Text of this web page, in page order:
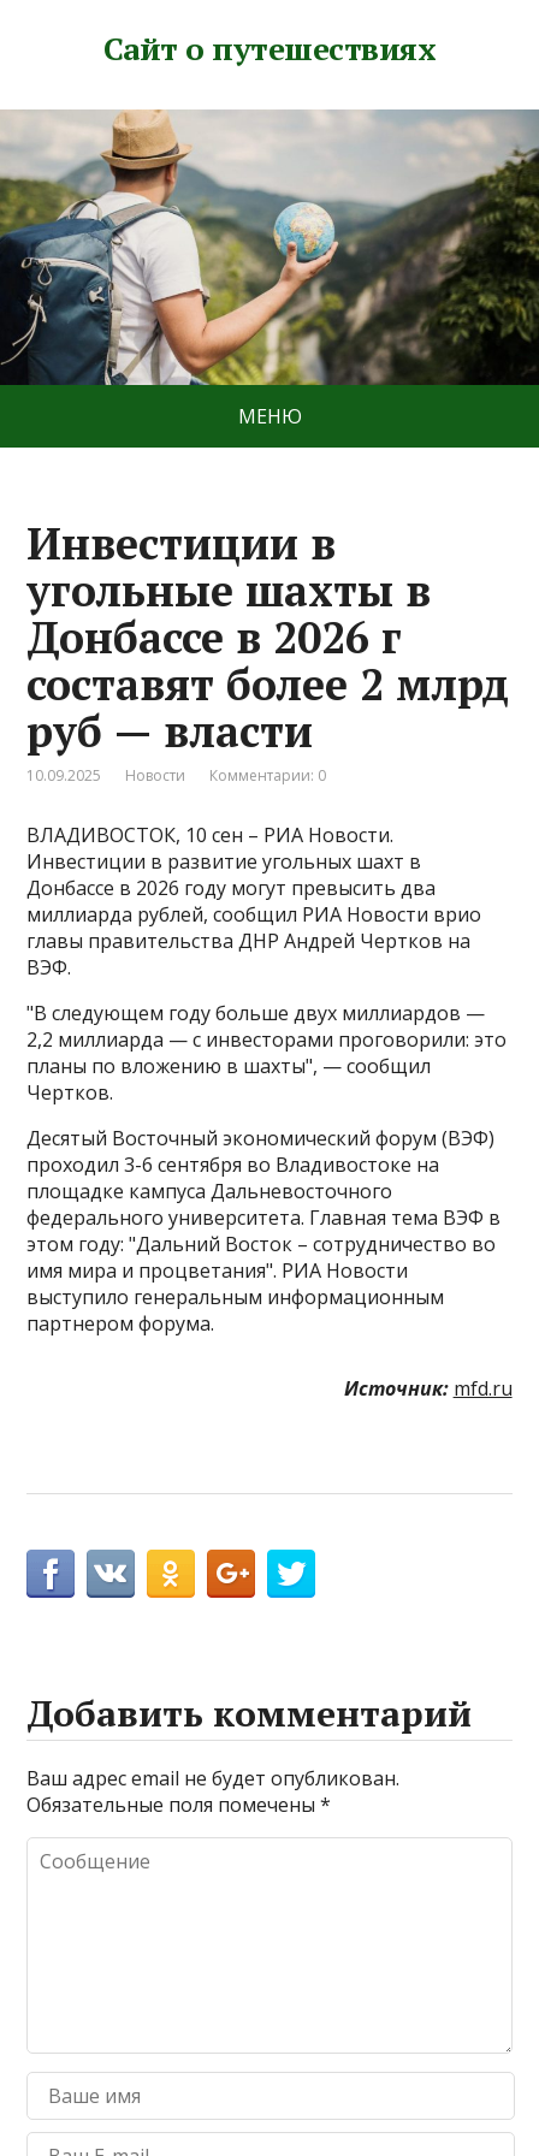
Сайт о путешествиях
МЕНЮ
Инвестиции в
угольные шахты в
Донбассе в 2026 г
составят более 2 млрд
руб — власти
10.09.2025 Новости Комментарии: 0
ВЛАДИВОСТОК, 10 сен – РИА Новости.
Инвестиции в развитие угольных шахт в
Донбассе в 2026 году могут превысить два
миллиарда рублей, сообщил РИА Новости врио
главы правительства ДНР Андрей Чертков на
ВЭФ.
"В следующем году больше двух миллиардов —
2,2 миллиарда — с инвесторами проговорили: это
планы по вложению в шахты", — сообщил
Чертков​​​.
Десятый Восточный экономический форум (ВЭФ)
проходил 3-6 сентября во Владивостоке на
площадке кампуса Дальневосточного
федерального университета. Главная тема ВЭФ в
этом году: "Дальний Восток – сотрудничество во
имя мира и процветания". РИА Новости
выступило генеральным информационным
партнером форума.
Источник: mfd.ru
Добавить комментарий
Ваш адрес email не будет опубликован.
Обязательные поля помечены*